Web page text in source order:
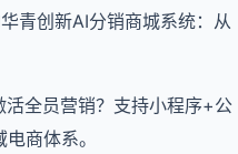
青创新AI分销商城系统：从
全员营销？支持小程序+公
商体系。